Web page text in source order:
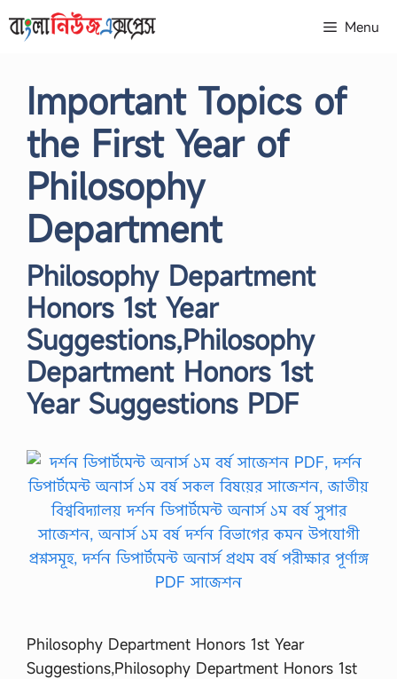
to
Menu
Important Topics of
the First Year of
Philosophy
Department
Philosophy Department
Honors 1st Year
Suggestions,Philosophy
Department Honors 1st
Year Suggestions PDF
Philosophy Department Honors 1st Year
Suggestions,Philosophy Department Honors 1st